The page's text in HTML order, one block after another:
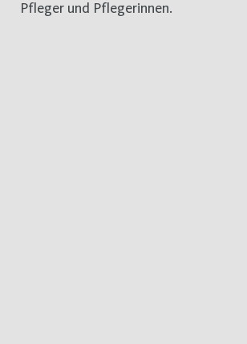
Pfleger und Pflegerinnen.